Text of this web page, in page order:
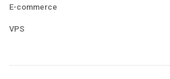
E-commerce
VPS